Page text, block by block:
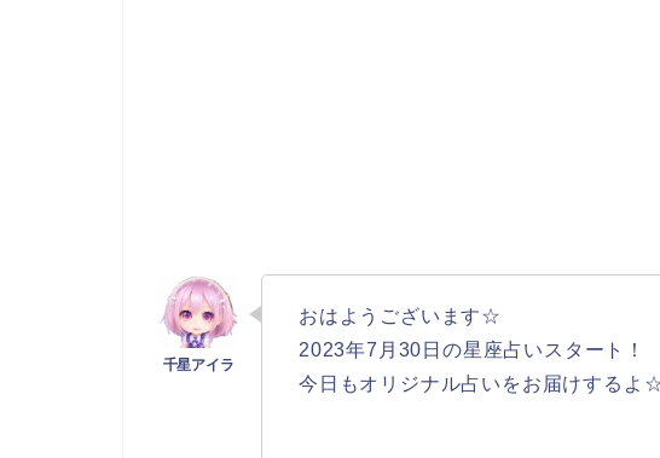
おはようございます☆
2023年7月30日の星座占いスタート！
今日もオリジナル占いをお届けするよ